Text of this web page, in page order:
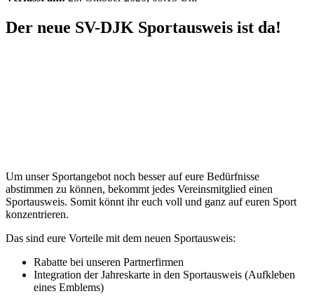
Der neue SV-DJK Sportausweis ist da!
Um unser Sportangebot noch besser auf eure Bedürfnisse
abstimmen zu können, bekommt jedes Vereinsmitglied einen
Sportausweis. Somit könnt ihr euch voll und ganz auf euren Sport
konzentrieren.
Das sind eure Vorteile mit dem neuen Sportausweis:
Rabatte bei unseren Partnerfirmen
Integration der Jahreskarte in den Sportausweis (Aufkleben
eines Emblems)